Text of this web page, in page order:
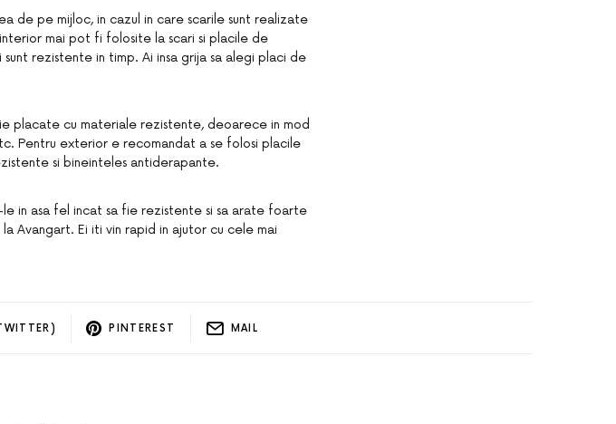
pe mijloc, in cazul in care scarile sunt realizate
mai pot fi folosite la scari si placile de
rezistente in timp. Ai insa grija sa alegi placi de
placate cu materiale rezistente, deoarece in mod
Pentru exterior e recomandat a se folosi placile
si bineinteles antiderapante.
in asa fel incat sa fie rezistente si sa arate foarte
Avangart. Ei iti vin rapid in ajutor cu cele mai
PINTEREST MAIL